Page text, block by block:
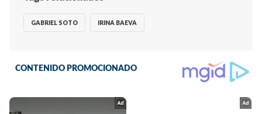
GABRIEL SOTO IRINA BAEVA